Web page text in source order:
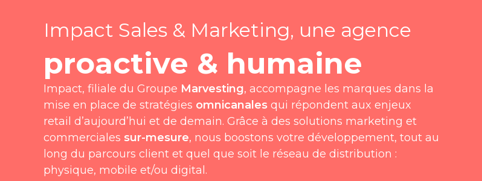
Impact Sales & Marketing, une agence
proactive & humaine
Impact, filiale du Groupe Marvesting, accompagne les marques dans la
mise en place de stratégies omnicanalesqui répondent aux enjeux
retail d’aujourd’hui et de demain. Grâce à des solutions marketing et
commerciales sur-mesure, nous boostons votre développement, tout au
long du parcours client et quel que soit le réseau de distribution :
physique, mobile et/ou digital.